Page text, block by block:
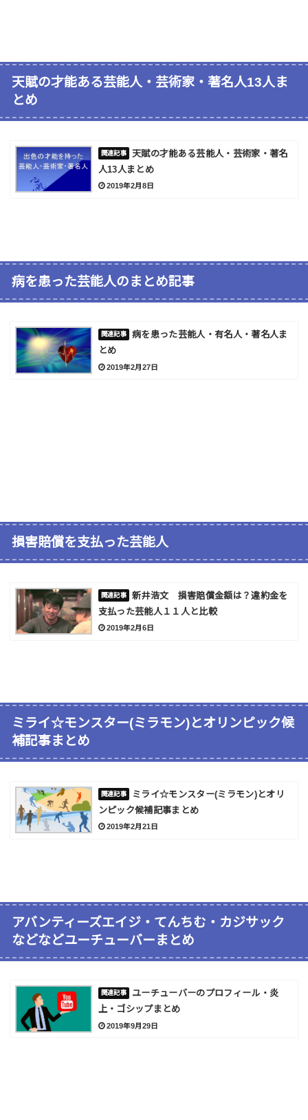
天賦の才能ある芸能人・芸術家・著名人13人ま
とめ
天賦の才能ある芸能人・芸術家・著名
人13人まとめ
2019年2月8日
病を患った芸能人のまとめ記事
病を患った芸能人・有名人・著名人ま
とめ
2019年2月27日
損害賠償を支払った芸能人
新井浩文 損害賠償金額は？違約金を
支払った芸能人１１人と比較
2019年2月6日
ミライ☆モンスター(ミラモン)とオリンピック候
補記事まとめ
ミライ☆モンスター(ミラモン)とオリ
ンピック候補記事まとめ
2019年2月21日
アバンティーズエイジ・てんちむ・カジサック
などなどユーチューバーまとめ
ユーチューバーのプロフィール・炎
上・ゴシップまとめ
2019年9月29日